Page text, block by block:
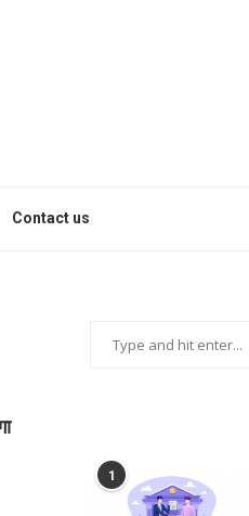
Contact us
1